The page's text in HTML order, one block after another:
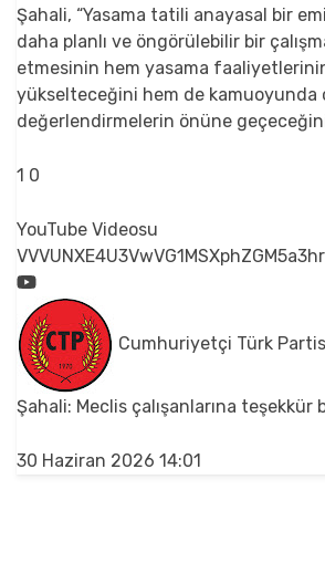
Şahali, “Yasama tatili anayasal bir
daha planlı ve öngörülebilir bir
etmesinin hem yasama
yükselteceğini hem de kamuoyunda
değerlendirmelerin önüne
1 0
YouTube Videosu
Cumhuriyetçi Türk
Şahali: Meclis çalışanlarına teşekkür
30 Haziran 2026 14:01